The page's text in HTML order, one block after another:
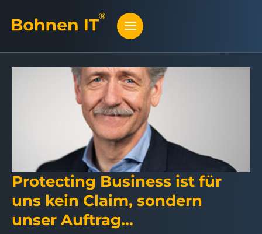
Protecting Business ist für
uns kein Claim, sondern
unser Auftrag…